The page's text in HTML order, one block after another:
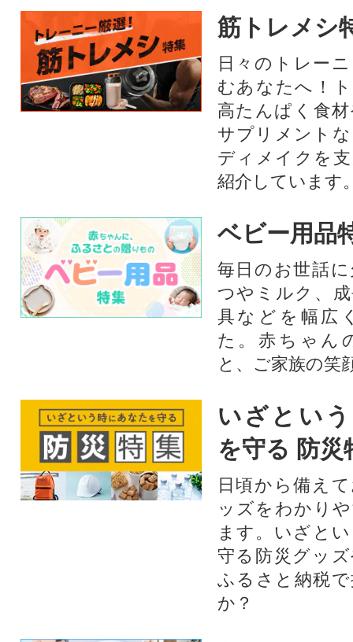
ださい!※お召し上がり方の説
明書付きです。○原材料・成分
毛ガニ、食塩○ご注意事項解凍
後の再凍結は、鮮度、品質劣
化の原因になりますのでおや
めください。
筋トレメシ
日々のトレー
むあなたへ！
高たんぱく食
サプリメント
ディメイクを
紹介しています
ベビー用品
毎日のお世話
つやミルク、
具などを幅広
た。赤ちゃん
と、ご家族の笑
いざとい
を守る 防災
日頃から備え
ッズをわかり
ます。いざと
守る防災グッ
ふるさと納税
か？